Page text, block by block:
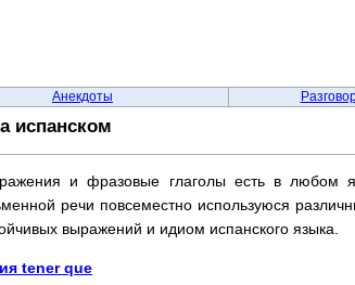
Анекдоты
испанском
и фразовые глаголы есть в любом
речи повсеместно используюся
выражений и идиом испанского языка.
tener que